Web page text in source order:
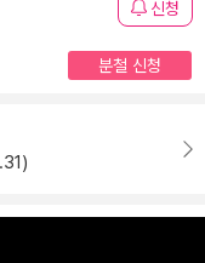
신청
분철 신청